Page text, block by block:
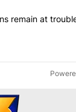
concerns
remain at